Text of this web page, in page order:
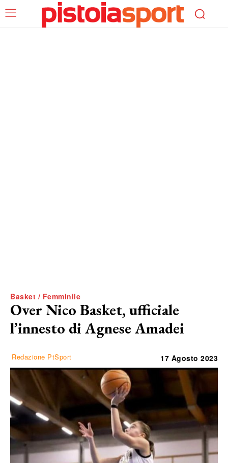
Basket / Femminile
Over Nico Basket, ufficiale
l’innesto di Agnese Amadei
Redazione PtSport 17 Agosto 2023